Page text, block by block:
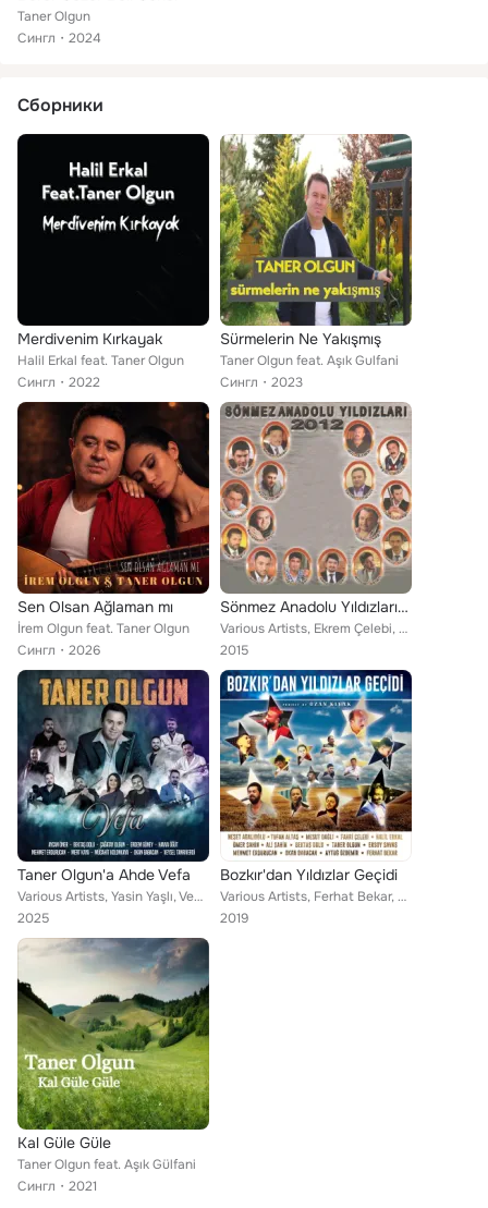
Taner Olgun
Сингл
2024
Сборники
Merdivenim Kırkayak
Halil Erkal feat. Taner Olgun
Сингл
2022
Sürmelerin Ne Yakışmış
Taner Olgun feat. Aşık Gulfani
Сингл
2023
Sen Olsan Ağlaman mı
İrem Olgun feat. Taner Olgun
Сингл
2026
Sönmez Anadolu Yıldızları 2012
Various Artists, Ekrem Çelebi, Mesut Dağlı, Aydın Ertürk, Eyüp Öztekin, Aytuğ Özdemir, Hüseyin Kağıt, Ünal Ertuğrul, Uğur Doğan,...
2015
Taner Olgun'a Ahde Vefa
Various Artists, Yasin Yaşlı, Veysel Tanrıverdi, Çağatay Olgun, Okan Babacan, Mert Kaya, Taner Olgun, Erdem Güney, Mücahit Kolon...
2025
Bozkır'dan Yıldızlar Geçidi
Various Artists, Ferhat Bekar, Tufan Altaş, Mesut Dağlı, Fahri Çelebi, Aytuğ Özdemir, Taner Olgun, Mehmet Erdurucan, Neşet Abalı...
2019
Kal Güle Güle
Taner Olgun feat. Aşık Gülfani
Сингл
2021